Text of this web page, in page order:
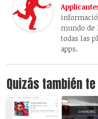
mundo de
todas las
apps.
Quizás también